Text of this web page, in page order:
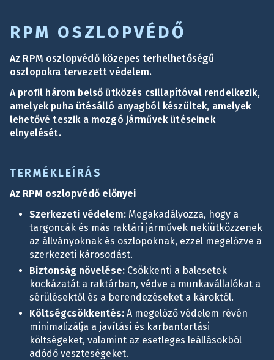
RPM OSZLOPVÉDŐ
Az RPM oszlopvédő közepes terhelhetőségű
oszlopokra tervezett védelem.
A profil három belső ütközés csillapítóval rendelkezik,
amelyek puha ütésálló anyagból készültek, amelyek
lehetővé teszik a mozgó járművek ütéseinek
elnyelését.
TERMÉKLEÍRÁS
Az RPM oszlopvédő előnyei
Szerkezeti védelem: Megakadályozza, hogy a
targoncák és más raktári járművek nekiütközzenek
az állványoknak és oszlopoknak, ezzel megelőzve a
szerkezeti károsodást.
Biztonság növelése: Csökkenti a balesetek
kockázatát a raktárban, védve a munkavállalókat a
sérülésektől és a berendezéseket a károktól.
Költségcsökkentés: A megelőző védelem révén
minimalizálja a javítási és karbantartási
költségeket, valamint az esetleges leállásokból
adódó veszteségeket.